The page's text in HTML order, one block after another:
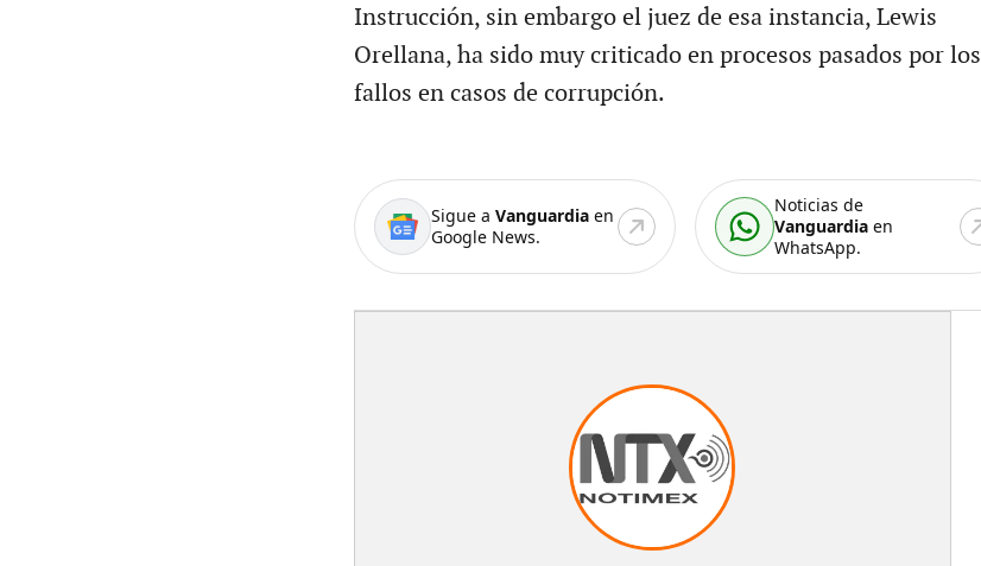
Instrucción, sin embargo el juez de esa instancia, Lewis
Orellana, ha sido muy criticado en procesos pasados por los
fallos en casos de corrupción.
Sigue a Vanguardiaen
Google News.
Noticias de
Vanguardia en
WhatsApp.